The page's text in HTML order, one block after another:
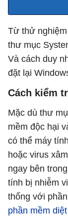
Từ thử
thư mục
Và cách duy
đặt lại
Cách kiểm
Mặc dù thư
mềm độc hại
có thể máy
hoặc virus
ngay bên
tính bị nhiễm
thống với
phần mềm